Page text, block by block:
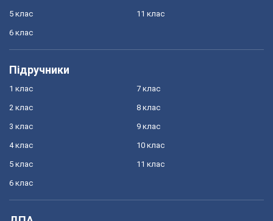
5 клас
6 клас
11 клас
Підручники
1 клас
2 клас
3 клас
4 клас
5 клас
6 клас
7 клас
8 клас
9 клас
10 клас
11 клас